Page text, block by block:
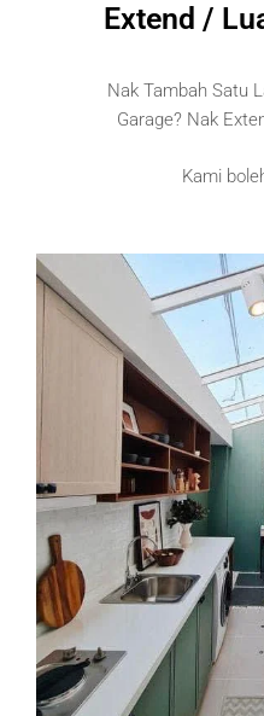
Extend /
Nak Tambah Satu
Garage? Nak
Kami